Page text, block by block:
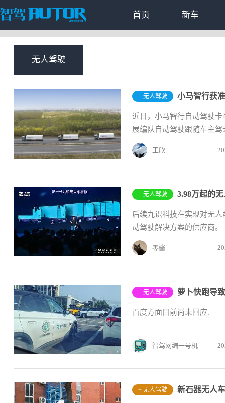
首页 新车
无人驾驶
+ 无人驾驶 小马智行获
近日，小马智行自动驾驶
展编队自动驾驶跟随车主
王欣
+ 无人驾驶 3.98万起的
后续九识科技在实现对无
动驾驶解决方案的供应商。
零酱
+ 无人驾驶 萝卜快跑导
百度方面目前尚未回应.
智驾网编一号机
+ 无人驾驶 新石器无人